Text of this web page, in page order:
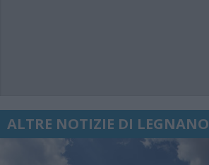
ALTRE NOTIZIE DI LEGNANO